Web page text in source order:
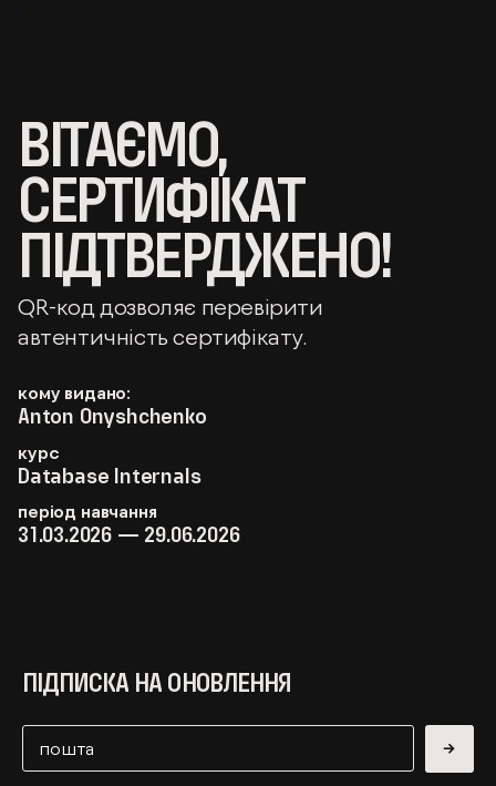
ВІТАЄМО,
СЕРТИФІКАТ
ПІДТВЕРДЖЕНО!
QR-код дозволяє перевірити
автентичність сертифікату.
кому видано:
Anton Onyshchenko
курс
Database Internals
період навчання
31.03.2026 — 29.06.2026
→
ПІДПИСКА НА ОНОВЛЕННЯ